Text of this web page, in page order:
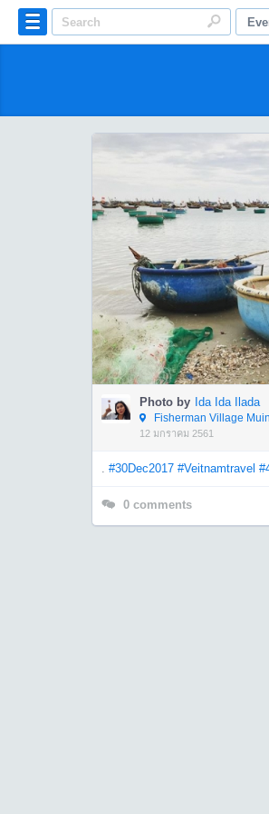
Photo by Ida Ida Ilada
Fisherman Village
12 มกราคม 2561
. #30Dec2017 #Veitnamtravel
0 comments